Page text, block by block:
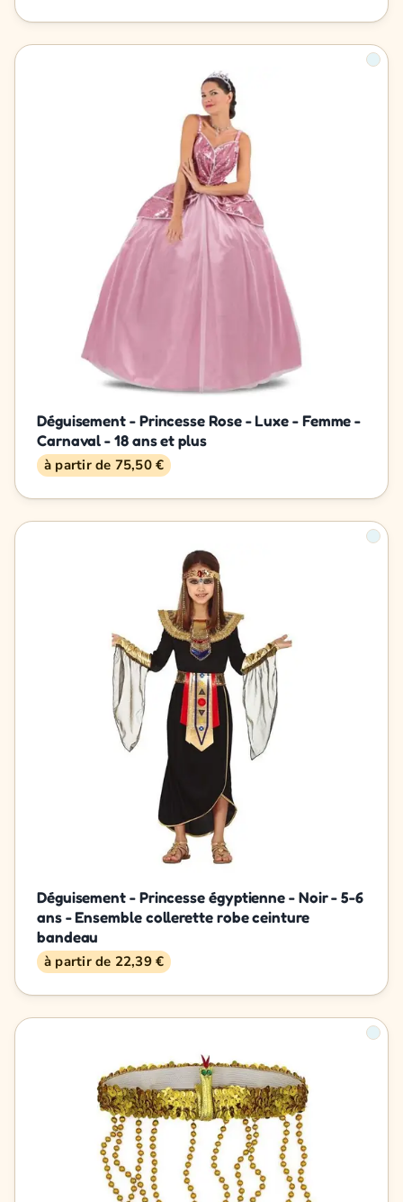
Déguisement - Princesse Rose - Luxe - Femme -
Carnaval - 18 ans et plus
à partir de 75,50 €
Déguisement - Princesse égyptienne - Noir - 5-6
ans - Ensemble collerette robe ceinture
bandeau
à partir de 22,39 €